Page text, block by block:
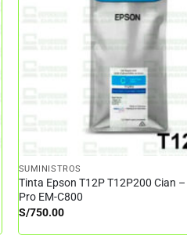
SUMINISTROS
Tinta Epson T12P T12P200 Cian
Pro EM-C800
S/750.00